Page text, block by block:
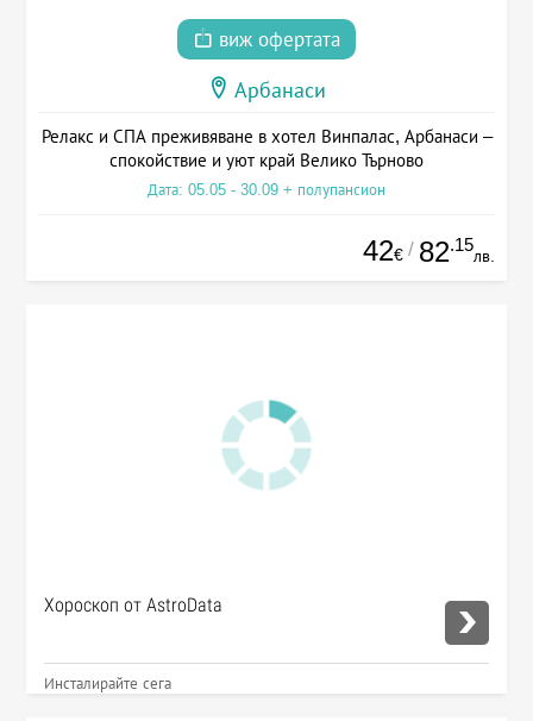
виж офертата
Арбанаси
Релакс и СПА преживяване в хотел Винпалас, Арбанаси –
спокойствие и уют край Велико Търново
Дата: 05.05 - 30.09 + полупансион
42€ / 82.15
лв.
Хороскоп от AstroData
Инсталирайте сега